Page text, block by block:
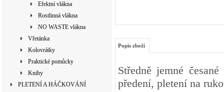
Efektní vlákna
Rostlinná vlákna
NO WASTE vlákna
Vřetánka
Kolovrátky
Praktické pomůcky
Knihy
PLETENÍ A HÁČKOVÁNÍ
Popis zboží
Středně jemné
předení, pletení na